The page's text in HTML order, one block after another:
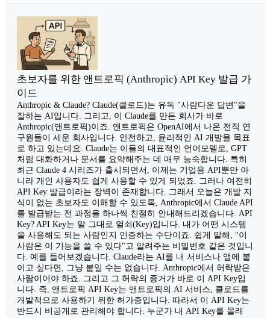
초보자를 위한 앤트로픽 (Anthropic) API Key 발급 가
이드
Anthropic & Claude? Claude(클로드)는 유독 "사람다운 답변"을
잘하는 AI입니다. 그리고, 이 Claude를 만든 회사가 바로
Anthropic(앤트로픽)이죠. 앤트로픽은 OpenAI에서 나온 전직 연
구원들이 세운 회사입니다. 안전하고, 윤리적인 AI 개발을 목표
로 하고 있는데요. Claude는 이들의 대표적인 언어모델로, GPT
처럼 대화하거나 문서를 요약해주는 데 매우 능숙합니다. 특히
최근 Claude 4 시리즈가 출시되면서, 이제는 기업용 API뿐만 아
니라 개인 사용자도 쉽게 사용할 수 있게 되었죠. 그러나 여전히
API Key 발급이라는 장벽이 존재합니다. 그래서 오늘은 개발 지
식이 없는 초보자도 이해할 수 있도록, Anthropic에서 Claude API
를 발급받는 전 과정을 하나씩 친절히 안내해드리겠습니다. API
Key? API Key는 말 그대로 열쇠(Key)입니다. 내가 어떤 시스템
을 사용해도 되는 사람인지 인증하는 수단이죠. 쉽게 말해, "이
사람은 이 기능을 쓸 수 있다"고 알려주는 비밀번호 같은 것입니
다. 예를 들어보겠습니다. Claude라는 AI를 내 서비스나 앱에 붙
이고 싶다면, 그냥 붙일 수는 없습니다. Anthropic에서 허락받은
사람이어야 하죠. 그리고 그 허락의 증거가 바로 이 API Key입
니다. 즉, 앤트로픽 API Key는 앤트로픽의 AI 서비스, 클로드를
개발적으로 사용하기 위한 허가증입니다. 따라서 이 API Key는
반드시 비공개로 관리해야 합니다. 누군가 내 API Key를 몰래